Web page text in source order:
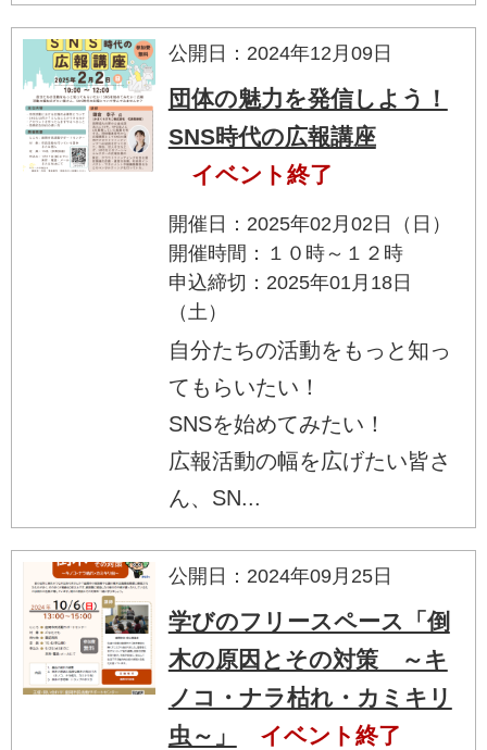
公開日：2024年12月09日
団体の魅力を発信しよう！
SNS時代の広報講座
イベント終了
開催日：2025年02月02日（日）
開催時間：１０時～１２時
申込締切：2025年01月18日
（土）
自分たちの活動をもっと知っ
てもらいたい！
SNSを始めてみたい！
広報活動の幅を広げたい皆さ
ん、SN...
公開日：2024年09月25日
学びのフリースペース「倒
木の原因とその対策 ～キ
ノコ・ナラ枯れ・カミキリ
虫～」
イベント終了